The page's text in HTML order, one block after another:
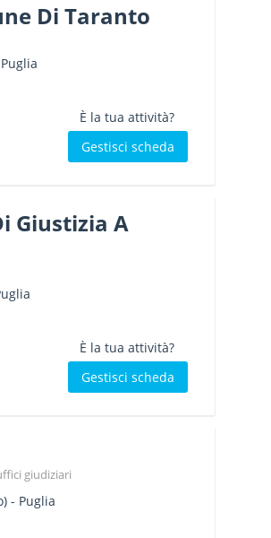
Di Taranto
Puglia
È la tua attività?
Gestisci scheda
Giustizia A
È la tua attività?
Gestisci scheda
giudiziari
- Puglia